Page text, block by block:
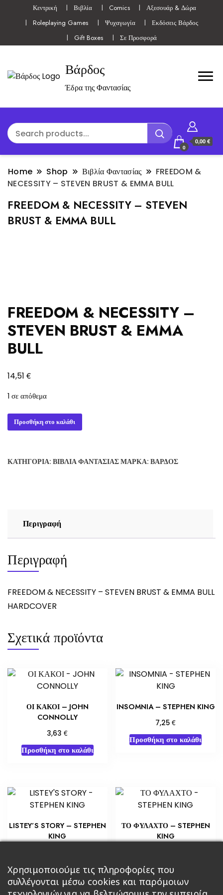
Κεντρική Βιβλία Comics
Αξεσουάρ & Δώρα
Roleplaying Games
Ψυχαγωγία
Εκδόσεις Βάρδος
Gift Boxes
Σε Προσφορά
Βάρδος
Έδρα της Φαντασίας
0
0,00 €
Home Shop Βιβλία Φαντασίας
FREEDOM &
NECESSITY – STEVEN BRUST & EMMA BULL
FREEDOM & NECESSITY – STEVEN
BRUST & EMMA BULL
FREEDOM & NECESSITY –
STEVEN BRUST & EMMA
BULL
14,51 €
1 σε απόθεμα
FREEDOM
&
STEVEN
ποσότητα
Προσθήκη στο καλάθι
ΚΑΤΗΓΟΡΊΑ: ΒΙΒΛΊΑ ΦΑΝΤΑΣΊΑΣΜΆΡΚΑ: ΒΆΡΔΟΣ
Περιγραφή
Περιγραφή
FREEDOM & NECESSITY – STEVEN BRUST & EMMA BULL
HARDCOVER
Σχετικά προϊόντα
ΟΙ ΚΑΚΟΙ – JOHN
CONNOLLY
3,63€
Προσθήκη στο καλάθι
INSOMNIA – STEPHEN KING
7,25€
Προσθήκη στο καλάθι
LISTEY’S STORY – STEPHEN
KING
Προσθήκη στο καλάθι
ΤΟ ΦΥΛΑΧΤΟ – STEPHEN
KING
Προσθήκη στο καλάθι
Χρησιμοποιούμε τις πληροφορίες που
συλλέγονται μέσω cookies και παρόμοιων